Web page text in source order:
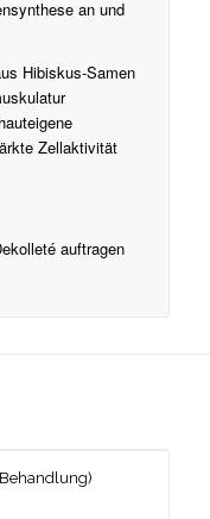
an und
Hibiskus-Samen
Zellaktivität
auftragen